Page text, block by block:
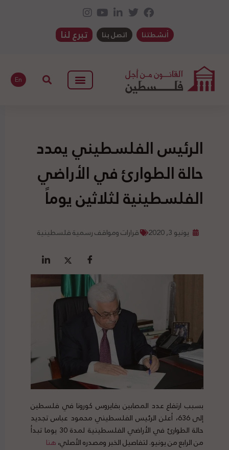
أنشطتنا اتصل بنا تبرع لنا
En
الرئيس الفلسطيني يمدد
حالة الطوارئ في الأراضي
الفلسطينية لثلاثين يوماً
يونيو 3, 2020 قرارات ومواقف رسمية فلسطينية
بسبب ارتفاع عدد المصابين بفايروس كورونا في فلسطين
إلى 636، أعلن الرئيس الفلسطيني محمود عباس تجديد
حالة الطوارئ في الأراضي الفلسطينية لمدة 30 يوما تبدأ
من الرابع من يونيو. لتفاصيل الخبر ومصدره الأصلي،هنا